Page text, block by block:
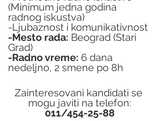
(Minimum jedna godina
radnog iskustva)
-Ljubaznost i komunikativnost
-Mesto rada: Beograd (Stari
Grad)
-Radno vreme: 6 dana
nedeljno, 2 smene po 8h
Zainteresovani kandidati se
mogu javiti na telefon:
011/454-25-88